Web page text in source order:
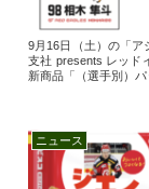
9月16日（土）の「ア
支社 presents レッド
新商品「（選手別）
ニュース